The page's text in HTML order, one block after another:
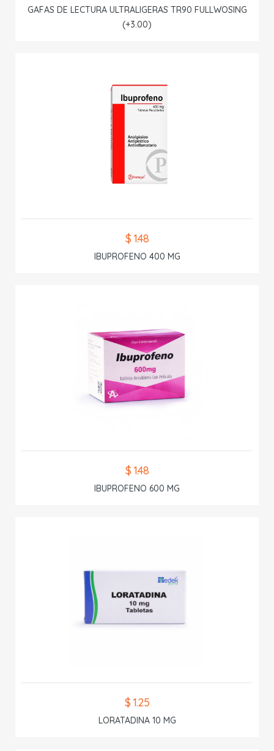
GAFAS DE LECTURA ULTRALIGERAS TR90 FULLWOSING
(+3.00)
$ 1.48
IBUPROFENO 400 MG
$ 1.48
IBUPROFENO 600 MG
$ 1.25
LORATADINA 10 MG